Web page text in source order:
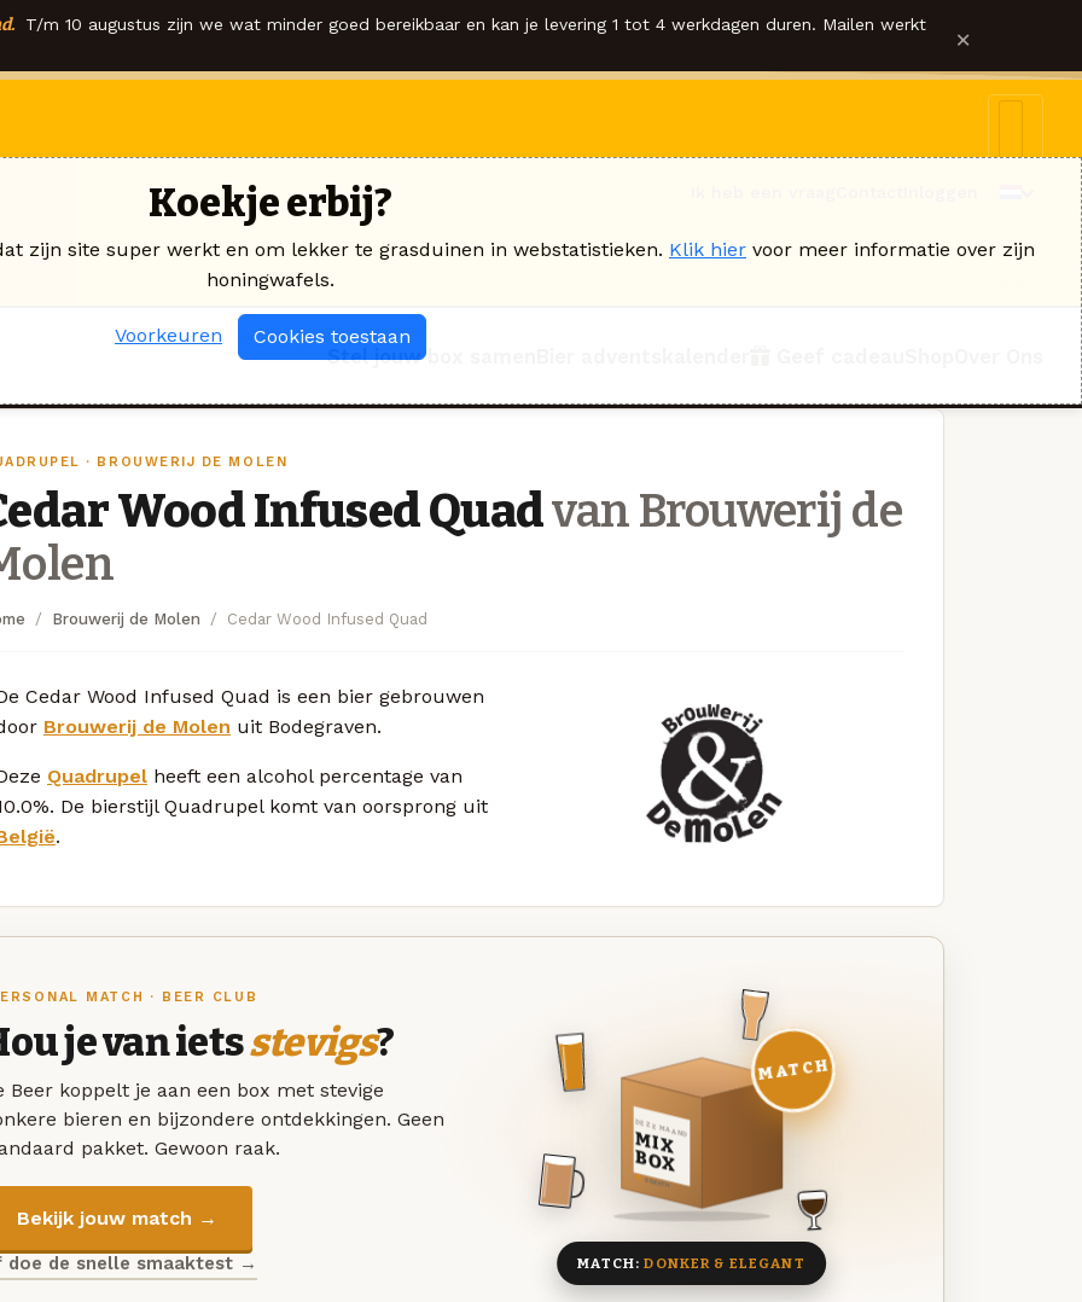
T/m 10 augustus zijn we wat minder goed bereikbaar en kan je levering 1 tot 4 werkdagen duren. Mailen werkt ×
Stel jouw box samen
· BROUWERIJ DE MOLEN
Wood Infused Quadvan Brouwerij de
Brouwerij de Molen Cedar Wood Infused Quad
Cedar Wood Infused Quad is een bier gebrouwen
Brouwerij de Molen uit Bodegraven.
Quadrupel heeft een alcohol percentage van
De bierstijl Quadrupel komt van oorsprong uit
.
MATCH · BEER CLUB
je van ietsstevigs?
Beer koppelt je aan een box met stevige
bieren en bijzondere ontdekkingen. Geen
pakket. Gewoon raak.
Bekijk jouw match →
doe de snelle smaaktest →
DEZE MAAND
MIX
BOX
8 BIEREN
MATCH
MATCH:DONKER & ELEGANT
Koekje erbij?
zijn site super werkt en om lekker te grasduinen in webstatistieken. Klik hier voor meer informatie over zijn
honingwafels.
Voorkeuren Cookies toestaan